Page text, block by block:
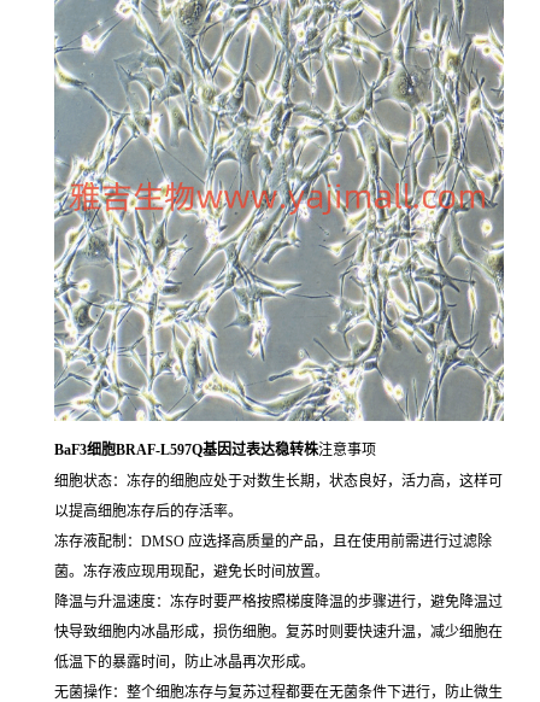
BaF3细胞BRAF-L597Q基因过表达稳转株注意事项
细胞状态：冻存的细胞应处于对数生长期，状态良好，活力高，这样可
以提高细胞冻存后的存活率。
冻存液配制：DMSO 应选择高质量的产品，且在使用前需进行过滤除
菌。冻存液应现用现配，避免长时间放置。
降温与升温速度：冻存时要严格按照梯度降温的步骤进行，避免降温过
快导致细胞内冰晶形成，损伤细胞。复苏时则要快速升温，减少细胞在
低温下的暴露时间，防止冰晶再次形成。
无菌操作：整个细胞冻存与复苏过程都要在无菌条件下进行，防止微生